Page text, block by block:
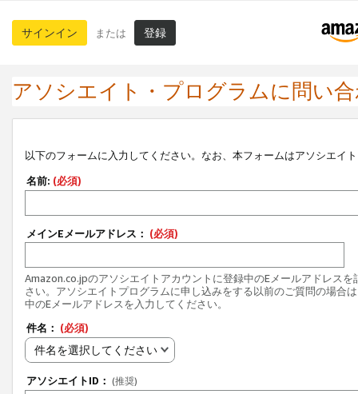
サインイン または 登録
アソシエイト・プログラムに問い
以下のフォームに入力してください。なお、本フォームはアソシエイ
名前: (必須)
メインEメールアドレス： (必須)
Amazon.co.jpのアソシエイトアカウントに登録中のEメールアドレスを
さい。アソシエイトプログラムに申し込みをする以前のご質問の場合
中のEメールアドレスを入力してください。
件名： (必須)
件名を選択してください
アソシエイトID： (推奨)